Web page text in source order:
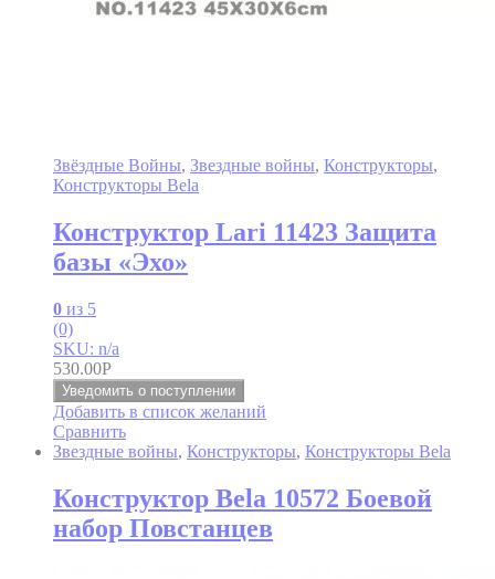
Звёздные Войны, Звездные войны, Конструкторы,
Конструкторы Bela
Конструктор Lari 11423 Защита
базы «Эхо»
0 из 5
(0)
SKU: n/a
530.00Р
Уведомить о поступлении
Добавить в список желаний
Сравнить
Звездные войны, Конструкторы, Конструкторы Bela
Конструктор Bela 10572 Боевой
набор Повстанцев